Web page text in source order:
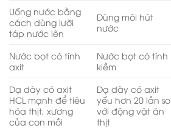
Uống nước bằng
cách dùng lưỡi
táp nước lên
Dùng môi hút
nước
Nước bọt có tính
axit
Nước bọt có tính
kiềm
Dạ dày có axit
HCL mạnh để tiêu
hóa thịt, xương
của con mồi
Dạ dày có axit
yếu hơn 20 lần so
với động vật ăn
thịt